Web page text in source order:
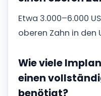
Etwa 3.000–6.000
oberen Zahn in den
Wie viele
einen
benötigt?